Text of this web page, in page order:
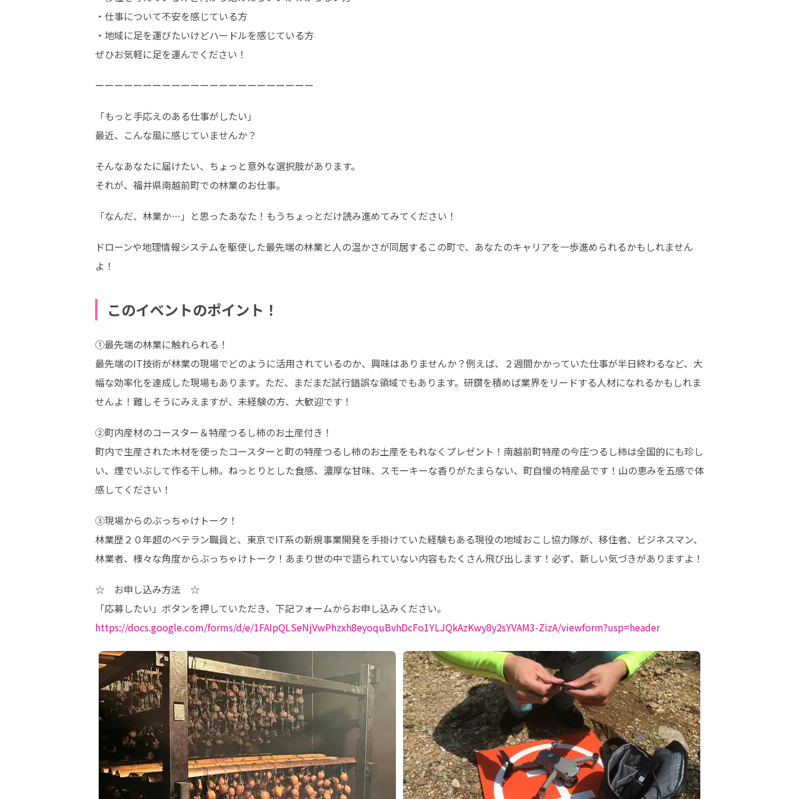
・仕事について不安を感じている方
・地域に足を運びたいけどハードルを感じている方
ぜひお気軽に足を運んでください！
ーーーーーーーーーーーーーーーーーーーーーーー
「もっと手応えのある仕事がしたい」
最近、こんな風に感じていませんか？
そんなあなたに届けたい、ちょっと意外な選択肢があります。
それが、福井県南越前町での林業のお仕事。
「なんだ、林業か…」と思ったあなた！もうちょっとだけ読み進めてみてください！
ドローンや地理情報システムを駆使した最先端の林業と人の温かさが同居するこの町で、あなたのキャリアを一歩進められるかもしれません
よ！
このイベントのポイント！
①最先端の林業に触れられる！
最先端のIT技術が林業の現場でどのように活用されているのか、興味はありませんか？例えば、２週間かかっていた仕事が半日終わるなど、大
幅な効率化を達成した現場もあります。ただ、まだまだ試行錯誤な領域でもあります。研鑽を積めば業界をリードする人材になれるかもしれま
せんよ！難しそうにみえますが、未経験の方、大歓迎です！
②町内産材のコースター＆特産つるし柿のお土産付き！
町内で生産された木材を使ったコースターと町の特産つるし柿のお土産をもれなくプレゼント！南越前町特産の今庄つるし柿は全国的にも珍し
い、煙でいぶして作る干し柿。ねっとりとした食感、濃厚な甘味、スモーキーな香りがたまらない、町自慢の特産品です！山の恵みを五感で体
感してください！
③現場からのぶっちゃけトーク！
林業歴２０年超のベテラン職員と、東京でIT系の新規事業開発を手掛けていた経験もある現役の地域おこし協力隊が、移住者、ビジネスマン、
林業者、様々な角度からぶっちゃけトーク！あまり世の中で語られていない内容もたくさん飛び出します！必ず、新しい気づきがありますよ！
☆　お申し込み方法　☆
https://docs.google.com/forms/d/e/1FAIpQLSeNjVwPhzxh8eyoquBvhDcFo1YLJQkAzKwy8y2sYVAM3-ZizA/viewform?usp=header